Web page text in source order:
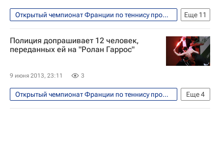
Еще 11
Открытый чемпионат Франции по теннису прошел с 26 мая по 9 июня
Фото
Теннис
Спорт
Светлана Кузнецова
Рафаэль Надаль
Михаил Южный
Виктория Азаренко
Новак Джокович
Полиция допрашивает 12 человек,
переданных ей на "Ролан Гаррос"
9 июня 2013, 23:11 3
Еще4
Открытый чемпионат Франции по теннису прошел с 26 мая по 9 июня
Теннис
Спорт
Рафаэль Надаль